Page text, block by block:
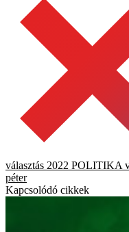
választás 2022 POLITIKA
péter
Kapcsolódó cikkek